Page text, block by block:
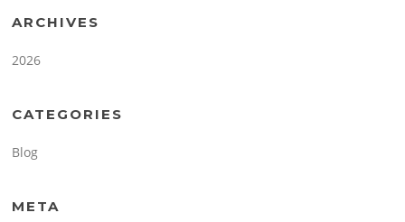
ARCHIVES
2026
CATEGORIES
Blog
META